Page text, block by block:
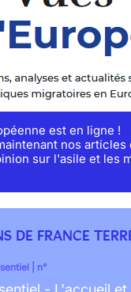
est en ligne !
nos articles
sur l'asile et les
DE FRANCE
| n°